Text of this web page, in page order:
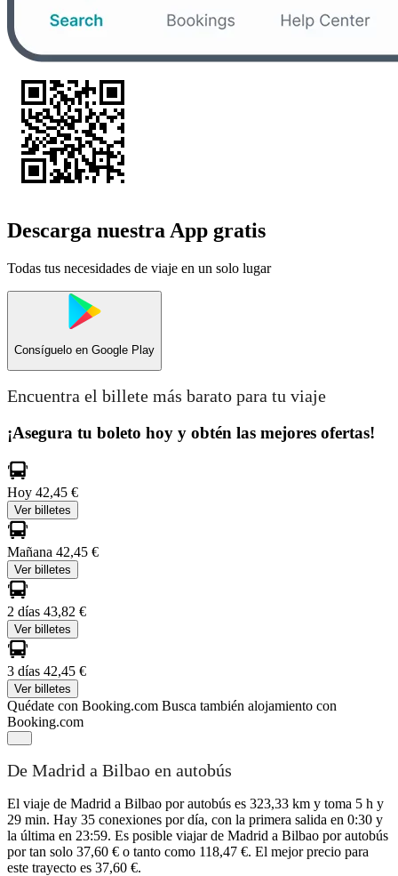
Descarga nuestra App gratis
Todas tus necesidades de viaje en un solo lugar
Consíguelo en Google Play
Encuentra el billete más barato para tu viaje
¡Asegura tu boleto hoy y obtén las mejores ofertas!
Hoy 42,45 €
Ver billetes
Mañana 42,45 €
Ver billetes
2 días 43,82 €
Ver billetes
3 días 42,45 €
Ver billetes
Quédate con Booking.com Busca también alojamiento con
Booking.com
De Madrid a Bilbao en autobús
El viaje de Madrid a Bilbao por autobús es 323,33 km y toma 5 h y
29 min. Hay 35 conexiones por día, con la primera salida en 0:30 y
la última en 23:59. Es posible viajar de Madrid a Bilbao por autobús
por tan solo 37,60 € o tanto como 118,47 €. El mejor precio para
este trayecto es 37,60 €.